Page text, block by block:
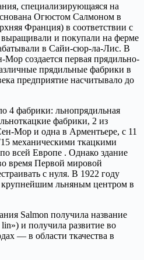
специализирующаяся на
Огюстом Салмоном в
Франция) в соответствии с
и покупали на ферме
в Сайи-сюр-ла-Лис. В
Мор создается первая прядильно-
прядильные фабрики в
предприятие насчитывало до
4 фабрики: льнопрядильная
фабрики, 2 из
Мор и одна в Арментьере, с 11
механическими ткацкими
всей Европе . Однако здание
время Первой мировой
с нуля. В 1922 году
крупнейшим льняным центром в
Salmon получила название
и получила развитие во
— в области ткачества в